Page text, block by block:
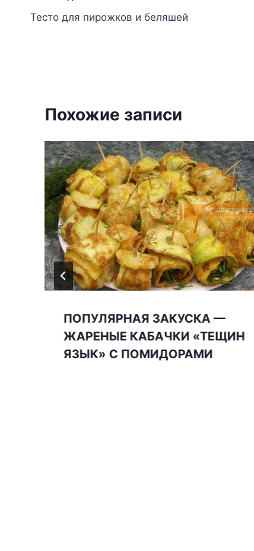
по
Тесто для пирожков и беляшей
Похожие записи
ПОПУЛЯРНАЯ ЗАКУСКА —
ЖАРЕНЫЕ КАБАЧКИ «ТЕЩИН
ЯЗЫК» С ПОМИДОРАМИ